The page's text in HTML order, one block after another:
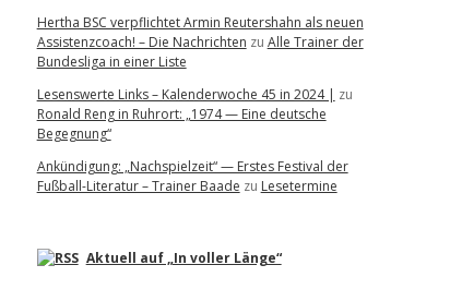
Hertha BSC verpflichtet Armin Reutershahn als neuen
Assistenzcoach! – Die Nachrichten zu Alle Trainer der
Bundesliga in einer Liste
Lesenswerte Links – Kalenderwoche 45 in 2024 | zu
Ronald Reng in Ruhrort: „1974 — Eine deutsche
Begegnung“
Ankündigung: „Nachspielzeit“ — Erstes Festival der
Fußball-Literatur – Trainer Baade zu Lesetermine
Aktuell auf „In voller Länge“